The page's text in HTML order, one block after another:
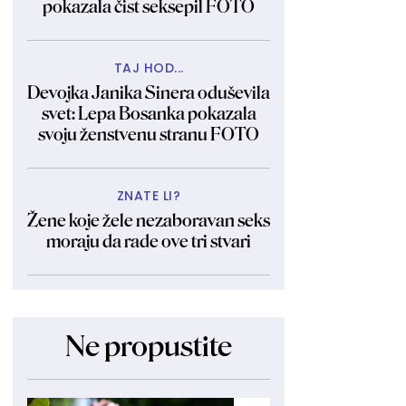
pokazala čist seksepil FOTO
TAJ HOD...
Devojka Janika Sinera oduševila
svet: Lepa Bosanka pokazala
svoju ženstvenu stranu FOTO
ZNATE LI?
Žene koje žele nezaboravan seks
moraju da rade ove tri stvari
Ne propustite